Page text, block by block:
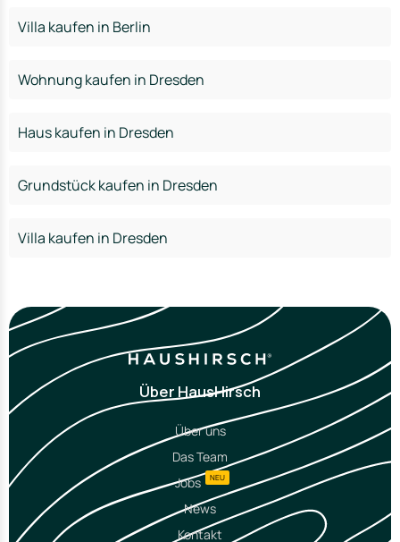
Villa kaufen in Berlin
Wohnung kaufen in Dresden
Haus kaufen in Dresden
Grundstück kaufen in Dresden
Villa kaufen in Dresden
Über HausHirsch
Über uns
Das Team
Jobs
NEU
News
Kontakt